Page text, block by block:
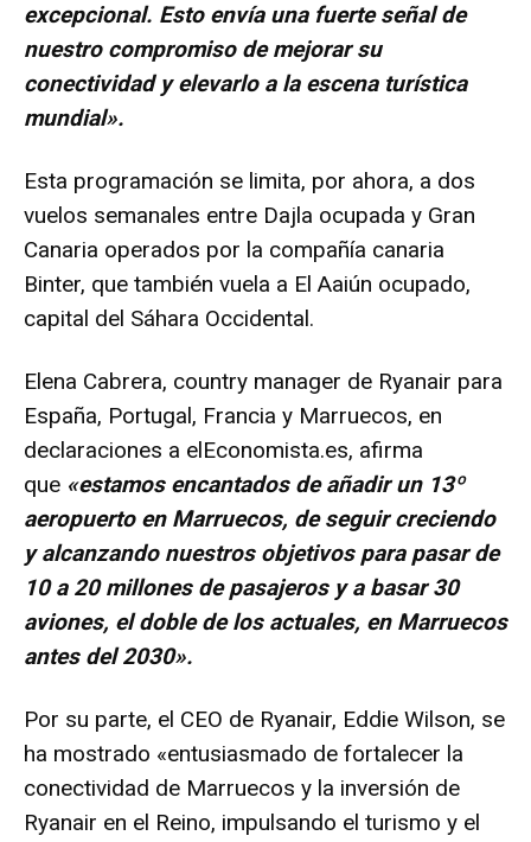
excepcional. Esto envía una fuerte señal de
nuestro compromiso de mejorar su
conectividad y elevarlo a la escena turística
mundial».
Esta programación se limita, por ahora, a dos
vuelos semanales entre Dajla ocupada y Gran
Canaria operados por la compañía canaria
Binter, que también vuela a El Aaiún ocupado,
capital del Sáhara Occidental.
Elena Cabrera, country manager de Ryanair para
España, Portugal, Francia y Marruecos, en
declaraciones a elEconomista.es, afirma
que «estamos encantados de añadir un 13º
aeropuerto en Marruecos, de seguir creciendo
y alcanzando nuestros objetivos para pasar de
10 a 20 millones de pasajeros y a basar 30
aviones, el doble de los actuales, en Marruecos
antes del 2030».
Por su parte, el CEO de Ryanair, Eddie Wilson, se
ha mostrado «entusiasmado de fortalecer la
conectividad de Marruecos y la inversión de
Ryanair en el Reino, impulsando el turismo y el